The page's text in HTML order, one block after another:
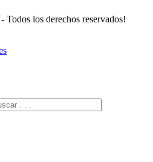
- Todos los derechos reservados!